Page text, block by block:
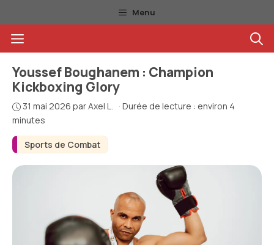
au
contenu
Menu
Menu
Sports de Combat
Youssef Boughanem : Champion
Kickboxing Glory
31 mai 2026 parAxel L. · Durée de lecture : environ 4
minutes